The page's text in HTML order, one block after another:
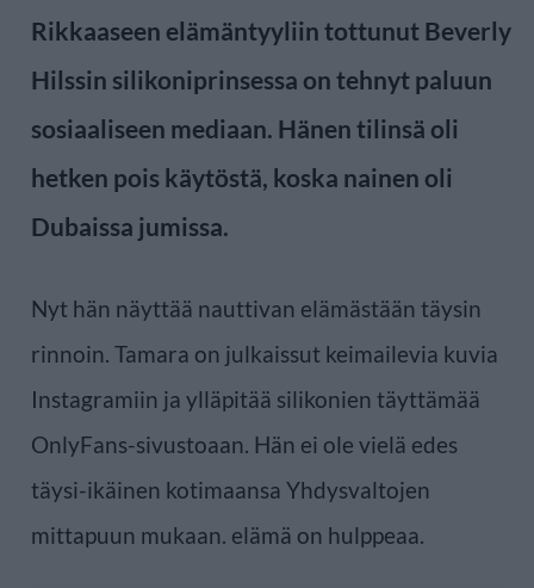
Rikkaaseen elämäntyyliin tottunut Beverly
Hilssin silikoniprinsessa on tehnyt paluun
sosiaaliseen mediaan. Hänen tilinsä oli
hetken pois käytöstä, koska nainen oli
Dubaissa jumissa.
Nyt hän näyttää nauttivan elämästään täysin
rinnoin. Tamara on julkaissut keimailevia kuvia
Instagramiin ja ylläpitää silikonien täyttämää
OnlyFans-sivustoaan. Hän ei ole vielä edes
täysi-ikäinen kotimaansa Yhdysvaltojen
mittapuun mukaan. elämä on hulppeaa.